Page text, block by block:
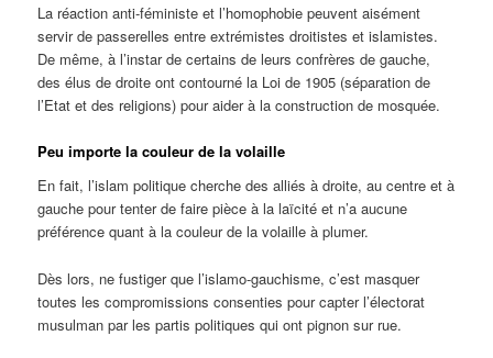
La réaction anti-féministe et l’homophobie peuvent aisément
servir de passerelles entre extrémistes droitistes et islamistes.
De même, à l’instar de certains de leurs confrères de gauche,
des élus de droite ont contourné la Loi de 1905 (séparation de
l’Etat et des religions) pour aider à la construction de mosquée.
Peu importe la couleur de la volaille
En fait, l’islam politique cherche des alliés à droite, au centre et à
gauche pour tenter de faire pièce à la laïcité et n’a aucune
préférence quant à la couleur de la volaille à plumer.
Dès lors, ne fustiger que l’islamo-gauchisme, c’est masquer
toutes les compromissions consenties pour capter l’électorat
musulman par les partis politiques qui ont pignon sur rue.